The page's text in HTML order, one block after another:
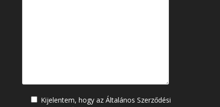
Kijelentem, hogy az Általános Szerződési